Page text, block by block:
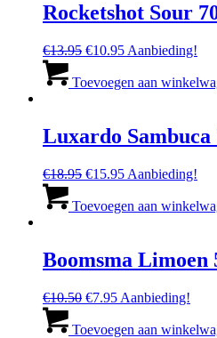
Rocketshot Sour
€13.95 Oorspronkelijke
was:
€10.95Huidige
is:
Aanbieding!
Toevoegen aan
Luxardo Sambuca
€18.95 Oorspronkelijke
was:
€15.95Huidige
is:
Aanbieding!
Toevoegen aan
Boomsma Limoen
€10.50 Oorspronkelijke
was:
€7.95Huidige
is:
Aanbieding!
Toevoegen aan